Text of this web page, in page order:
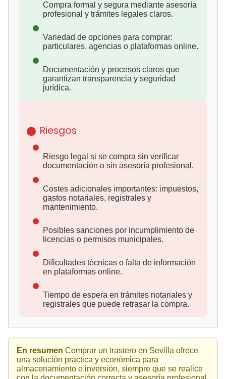
Compra formal y segura mediante asesoría
profesional y trámites legales claros.
Variedad de opciones para comprar:
particulares, agencias o plataformas online.
Documentación y procesos claros que
garantizan transparencia y seguridad
jurídica.
Riesgos
Riesgo legal si se compra sin verificar
documentación o sin asesoría profesional.
Costes adicionales importantes: impuestos,
gastos notariales, registrales y
mantenimiento.
Posibles sanciones por incumplimiento de
licencias o permisos municipales.
Dificultades técnicas o falta de información
en plataformas online.
Tiempo de espera en trámites notariales y
registrales que puede retrasar la compra.
En resumen Comprar un trastero en Sevilla ofrece
una solución práctica y económica para
almacenamiento o inversión, siempre que se realice